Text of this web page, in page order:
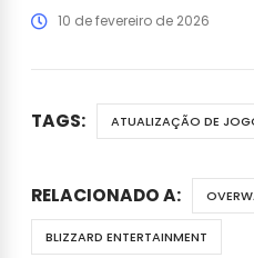
10 de fevereiro de 2026
TAGS: ATUALIZAÇÃO DE
RELACIONADO A:
BLIZZARD ENTERTAINMENT